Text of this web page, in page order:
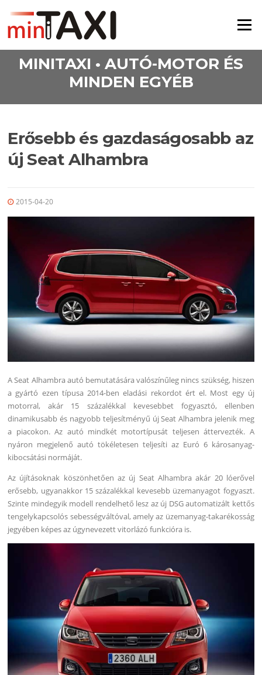
Menü
MINITAXI • AUTÓ-MOTOR ÉS
MINDEN EGYÉB
Erősebb és gazdaságosabb az
új Seat Alhambra
2015-04-20
A Seat Alhambra autó bemutatására valószínűleg nincs szükség, hiszen
a gyártó ezen típusa 2014-ben eladási rekordot ért el. Most egy új
motorral, akár 15 százalékkal kevesebbet fogyasztó, ellenben
dinamikusabb és nagyobb teljesítményű új Seat Alhambra jelenik meg
a piacokon. Az autó mindkét motortípusát teljesen áttervezték. A
nyáron megjelenő autó tökéletesen teljesíti az Euró 6 károsanyag-
kibocsátási normáját.
Az újításoknak köszönhetően az új Seat Alhambra akár 20 lóerővel
erősebb, ugyanakkor 15 százalékkal kevesebb üzemanyagot fogyaszt.
Szinte mindegyik modell rendelhető lesz az új DSG automatizált kettős
tengelykapcsolós sebességváltóval, amely az üzemanyag-takarékosság
jegyében képes az úgynevezett vitorlázó funkcióra is.